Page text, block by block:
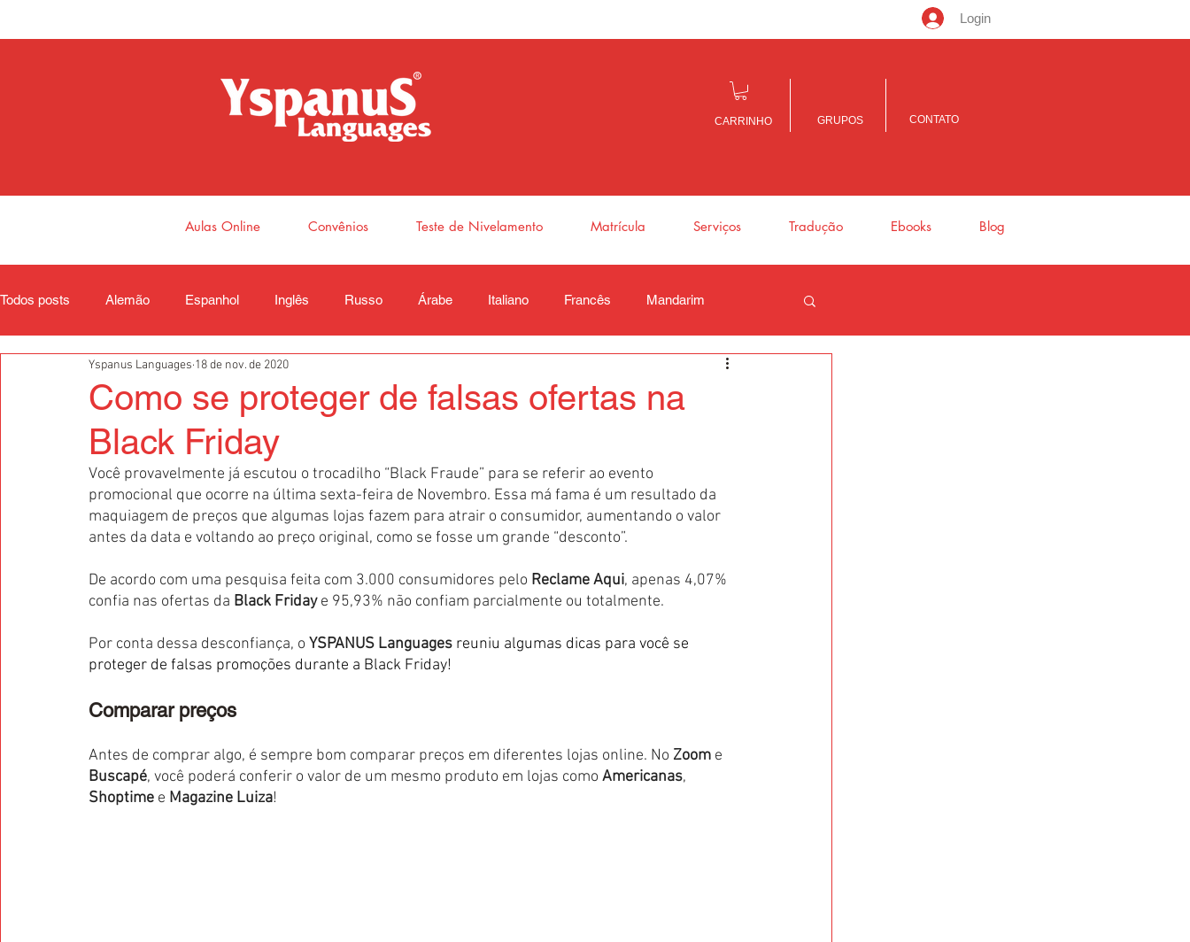
Login
CARRINHO GRUPOS CONTATO
Aulas Online Convênios Teste de Nivelamento Matrícula Serviços Tradução Ebooks Blog
Todos posts Alemão Espanhol Inglês Russo Árabe Italiano Francês Mandarim
Como se proteger de falsas ofertas na
Black Friday
Yspanus Languages 18 de nov. de 2020
Você provavelmente já escutou o trocadilho “Black Fraude” para se referir ao evento
promocional que ocorre na última sexta-feira de Novembro. Essa má fama é um resultado da
maquiagem de preços que algumas lojas fazem para atrair o consumidor, aumentando o valor
antes da data e voltando ao preço original, como se fosse um grande “desconto”.
De acordo com uma pesquisa feita com 3.000 consumidores pelo Reclame Aqui, apenas 4,07%
confia nas ofertas da Black Friday e 95,93% não confiam parcialmente ou totalmente.
Por conta dessa desconfiança, o YSPANUS Languages reuniu algumas dicas para você se
proteger de falsas promoções durante a Black Friday!
Comparar preços
Antes de comprar algo, é sempre bom comparar preços em diferentes lojas online. No Zoom e
Buscapé, você poderá conferir o valor de um mesmo produto em lojas como Americanas,
Shoptime e Magazine Luiza!